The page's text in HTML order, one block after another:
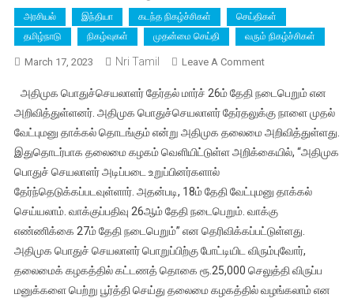
அரசியல் இந்தியா கடந்த நிகழ்ச்சிகள்
செய்திகள்
தமிழ்நாடு
நிகழ்வுகள் முதன்மை செய்தி வரும் நிகழ்ச்சிகள்
March 17, 2023 Nri Tamil Leave A CommentOn
பொதுச்
செயலாளர்
தேர்தல்
மார்ச்
தேதி
நடைபெறும்
என
தலைமை
கழகம்
அறிவிப்பு
அதிமுக பொதுச்செயலாளர் தேர்தல் மார்ச் 26ம் தேதி நடைபெறும் என
அறிவித்துள்ளனர். அதிமுக பொதுச்செயலாளர் தேர்தலுக்கு நாளை முதல்
வேட்புமனு தாக்கல் தொடங்கும் என்று அதிமுக தலைமை அறிவித்துள்ளது.
இதுதொடர்பாக தலைமை கழகம் வெளியிட்டுள்ள அறிக்கையில், “அதிமுக
பொதுச் செயலாளர் அடிப்படை உறுப்பினர்களால்
தேர்ந்தெடுக்கப்படவுள்ளார். அதன்படி, 18ம் தேதி வேட்புமனு தாக்கல்
செய்யலாம். வாக்குப்பதிவு 26ஆம் தேதி நடைபெறும். வாக்கு
எண்ணிக்கை 27ம் தேதி நடைபெறும்” என தெரிவிக்கப்பட்டுள்ளது.
அதிமுக பொதுச் செயலாளர் பொறுப்பிற்கு போட்டியிட விரும்புவோர்,
தலைமைக் கழகத்தில் கட்டணத் தொகை ரூ.25,000 செலுத்தி விருப்ப
மனுக்களை பெற்று பூர்த்தி செய்து தலைமை கழகத்தில் வழங்கலாம் என